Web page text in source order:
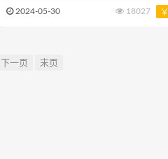
烧酒
2024-05-30 18027
下一页 末页